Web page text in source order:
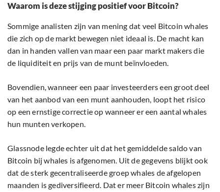
Waarom is deze stijging positief voor Bitcoin?
Sommige analisten zijn van mening dat veel Bitcoin whales
die zich op de markt bewegen niet ideaal is. De macht kan
dan in handen vallen van maar een paar markt makers die
de liquiditeit en prijs van de munt beïnvloeden.
Bovendien, wanneer een paar investeerders een groot deel
van het aanbod van een munt aanhouden, loopt het risico
op een ernstige correctie op wanneer er een aantal whales
hun munten verkopen.
Glassnode legde echter uit dat het gemiddelde saldo van
Bitcoin bij whales is afgenomen. Uit de gegevens blijkt ook
dat de sterk gecentraliseerde groep whales de afgelopen
maanden is gediversifieerd. Dat er meer Bitcoin whales zijn